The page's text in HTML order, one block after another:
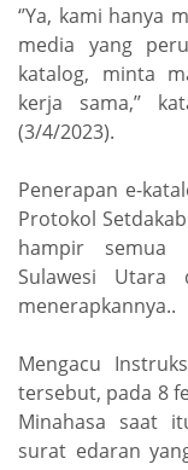
‘’Ya, kami hanya
media yang
katalog, minta
kerja sama,’’
(3/4/2023).
Penerapan e-
Protokol
hampir semua
Sulawesi
menerapkannya..
Mengacu
tersebut, pada 8
Minahasa saat
surat edaran